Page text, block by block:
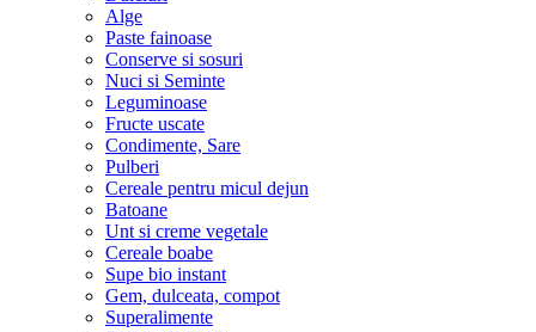
Alge
Paste fainoase
Conserve si sosuri
Nuci si Seminte
Leguminoase
Fructe uscate
Condimente, Sare
Pulberi
Cereale pentru micul dejun
Batoane
Unt si creme vegetale
Cereale boabe
Supe bio instant
Gem, dulceata, compot
Superalimente